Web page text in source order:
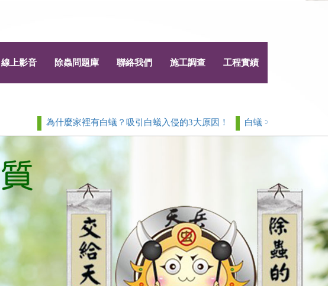
線上影音 除蟲問題庫 聯絡我們 施工調查 工程實績
為什麼家裡有白蟻？吸引白蟻入侵的3大原因！ 白蟻 > 除白蟻白蟻防治常見